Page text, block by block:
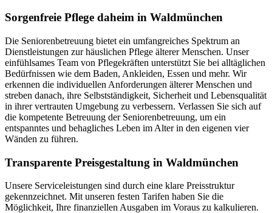
Sorgenfreie Pflege daheim in Waldmünchen
Die Seniorenbetreuung bietet ein umfangreiches Spektrum an
Dienstleistungen zur häuslichen Pflege älterer Menschen. Unser
einfühlsames Team von Pflegekräften unterstützt Sie bei alltäglichen
Bedürfnissen wie dem Baden, Ankleiden, Essen und mehr. Wir
erkennen die individuellen Anforderungen älterer Menschen und
streben danach, ihre Selbstständigkeit, Sicherheit und Lebensqualität
in ihrer vertrauten Umgebung zu verbessern. Verlassen Sie sich auf
die kompetente Betreuung der Seniorenbetreuung, um ein
entspanntes und behagliches Leben im Alter in den eigenen vier
Wänden zu führen.
Transparente Preisgestaltung in Waldmünchen
Unsere Serviceleistungen sind durch eine klare Preisstruktur
gekennzeichnet. Mit unseren festen Tarifen haben Sie die
Möglichkeit, Ihre finanziellen Ausgaben im Voraus zu kalkulieren.